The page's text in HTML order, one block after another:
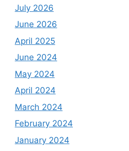
July 2026
June 2026
April 2025
June 2024
May 2024
April 2024
March 2024
February 2024
January 2024